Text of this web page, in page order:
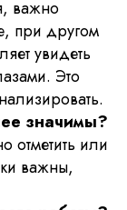
важно
при другом
увидеть
Это
значимы?
отметить или
важны,
© 2026